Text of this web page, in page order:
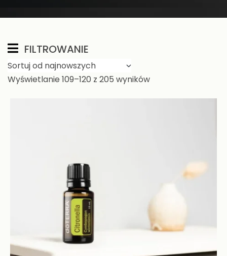
FILTROWANIE
Wyświetlanie 109–120 z 205 wyników